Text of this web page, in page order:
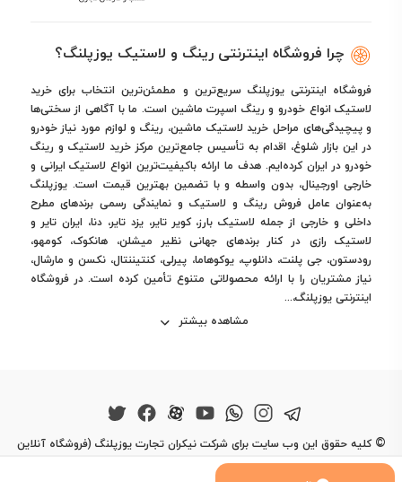
چرا فروشگاه اینترنتی رینگ و لاستیک یوزپلنگ؟
فروشگاه اینترنتی یوزپلنگ سریع‌ترین و مطمئن‌ترین انتخاب برای خرید
لاستیک انواع خودرو و رینگ اسپرت ماشین است. ما با آگاهی از سختی‌ها
و پیچیدگی‌های مراحل خرید لاستیک ماشین، رینگ و لوازم مورد نیاز خودرو
در این بازار شلوغ، اقدام به تأسیس جامع‌ترین مرکز خرید لاستیک و رینگ
خودرو در ایران کرده‌ایم. هدف ما ارائه باکیفیت‌ترین انواع لاستیک ایرانی و
خارجی اورجینال، بدون واسطه و با تضمین بهترین قیمت است. یوزپلنگ
به‌عنوان عامل فروش رینگ و لاستیک و نمایندگی رسمی برندهای مطرح
داخلی و خارجی از جمله لاستیک بارز، کویر تایر، یزد تایر، دنا، ایران تایر و
لاستیک رازی در کنار برندهای جهانی نظیر میشلن، هانکوک، کومهو،
رودستون، جی پلنت، دانلوپ، یوکوهاما، پیرلی، کنتیننتال، نکسن و مارشال،
نیاز مشتریان را با ارائه محصولاتی متنوع تأمین کرده است. در فروشگاه
اینترنتی یوزپلنگ،...
مشاهده بیشتر
©کلیه حقوق این وب سایت برای شرکت نیکران تجارت یوزپلنگ (فروشگاه آنلاین
یوزپلنگ) محفوظ است.